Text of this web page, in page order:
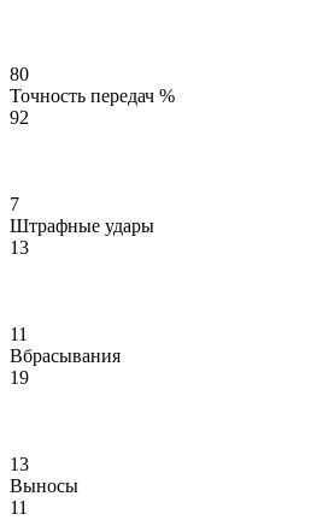
80
Точность передач %
92
7
Штрафные удары
13
11
Вбрасывания
19
13
Выносы
11